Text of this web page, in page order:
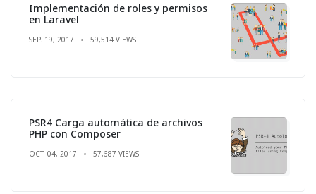
Implementación de roles y permisos
en Laravel
SEP. 19, 2017 59,514 VIEWS
PSR4 Carga automática de archivos
PHP con Composer
OCT. 04, 2017 57,687 VIEWS